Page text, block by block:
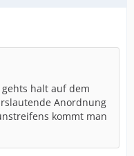
halt auf dem
Anordnung
kommt man